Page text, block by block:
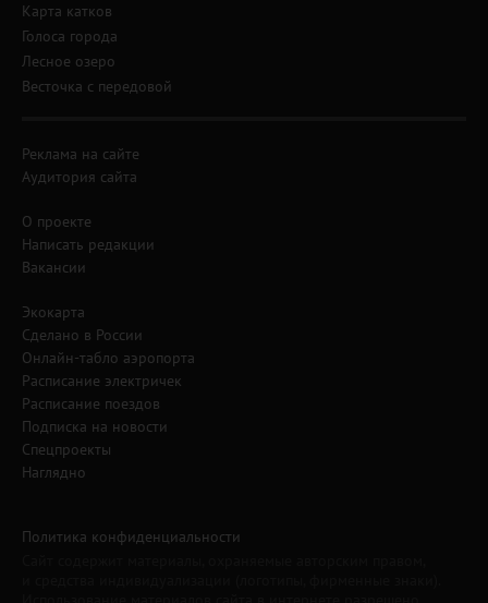
Карта катков
Голоса города
Лесное озеро
Весточка с передовой
Реклама на сайте
Аудитория сайта
О проекте
Написать редакции
Вакансии
Экокарта
Сделано в России
Онлайн-табло аэропорта
Расписание электричек
Расписание поездов
Подписка на новости
Спецпроекты
Наглядно
Политика конфиденциальности